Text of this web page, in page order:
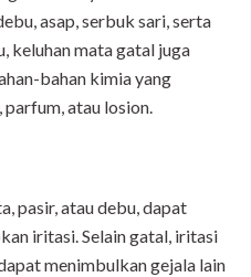
asap, serbuk sari, serta
keluhan mata gatal juga
bahan kimia yang
, parfum, atau losion.
pasir, atau debu, dapat
iritasi. Selain gatal, iritasi
menimbulkan gejala lain